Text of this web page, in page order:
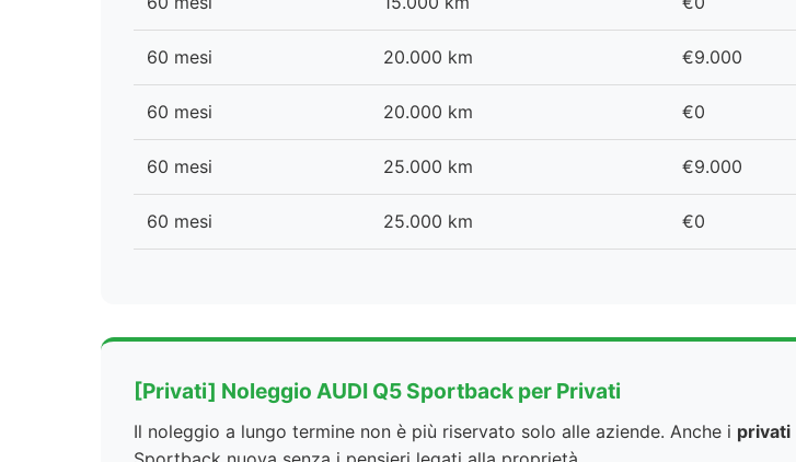
60 mesi 20.000 km €9.000
60 mesi 20.000 km €0
60 mesi 25.000 km €9.000
60 mesi 25.000 km €0
[Privati] Noleggio AUDI Q5 Sportback per Privati
Il noleggio a lungo termine non è più riservato solo alle aziende. Anche i privati